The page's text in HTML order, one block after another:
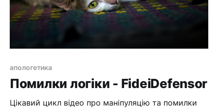
апологетика
Помилки логіки - FideiDefensor
Цікавий цикл відео про маніпуляцію та помилки